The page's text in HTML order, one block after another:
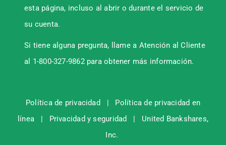
esta página, incluso al abrir o durante el servicio de
su cuenta.
Si tiene alguna pregunta, llame a Atención al Cliente
al 1-800-327-9862 para obtener más información.
Política de privacidad | Política de privacidad en
línea| Privacidad y seguridad | United Bankshares,
Inc.